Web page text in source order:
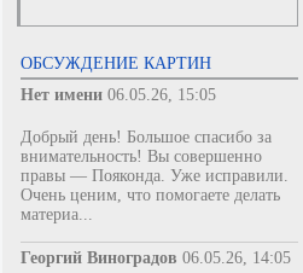
ОБСУЖДЕНИЕ КАРТИН
Нет имени 06.05.26, 15:05
Добрый день! Большое спасибо за
внимательность! Вы совершенно
правы — Пояконда. Уже исправили.
Очень ценим, что помогаете делать
материа...
Георгий Виноградов 06.05.26, 14:05